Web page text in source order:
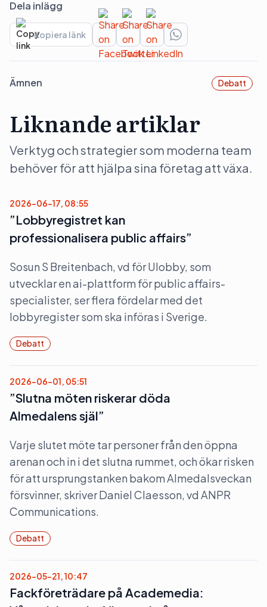
Dela inlägg
Kopiera länk
Ämnen Debatt
Liknande artiklar
Verktyg och strategier som moderna team
behöver för att hjälpa sina företag att växa.
2026-06-17, 08:55
”Lobbyregistret kan
professionalisera public affairs”
Sosun S Breitenbach, vd för Ulobby, som
utvecklar en ai-plattform för public affairs-
specialister, ser flera fördelar med det
lobbyregister som ska införas i Sverige.
Debatt
2026-06-01, 05:51
”Slutna möten riskerar döda
Almedalens själ”
Varje slutet möte tar personer från den öppna
arenan och in i det slutna rummet, och ökar risken
för att ursprungstanken bakom Almedalsveckan
försvinner, skriver Daniel Claesson, vd ANPR
Communications.
Debatt
2026-05-21, 10:47
Fackföreträdare på Academedia: